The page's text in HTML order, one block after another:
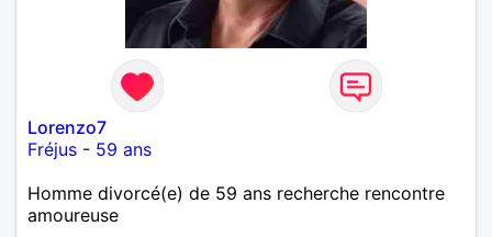
Lorenzo7
Fréjus - 59 ans
Homme divorcé(e) de 59 ans recherche rencontre
amoureuse